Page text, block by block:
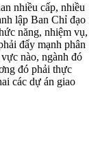
nhiều cấp, nhiều
lập Ban Chỉ đạo
năng, nhiệm vụ,
đẩy mạnh phân
nào, ngành đó
đó phải thực
các dự án giao